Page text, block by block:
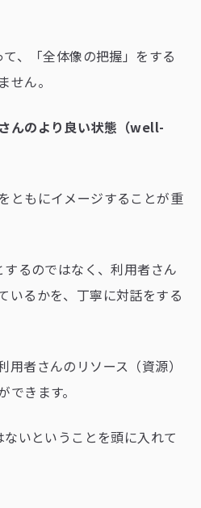
、「全体像の把握」をする
せん。
んのより良い状態（well-
ともにイメージすることが重
るのではなく、利用者さん
いるかを、丁寧に対話をする
用者さんのリソース（資源）
きます。
いということを頭に入れて